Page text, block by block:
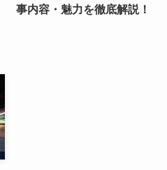
事内容・魅力を徹底解説！